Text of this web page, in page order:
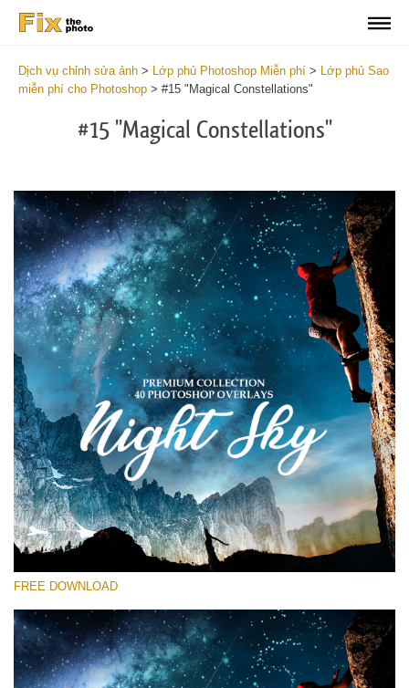
Dịch vụ chỉnh sửa ảnh > Lớp phủ Photoshop Miễn phí > Lớp phủ Sao
miễn phí cho Photoshop > #15 "Magical Constellations"
#15 "Magical Constellations"
Xin hãy lựa chọn
Free Star Overlay #15
Small 800*533px
Night Sky
(40 Overlays)
Sky Boundless
(347 Overlays)
FREE DOWNLOAD